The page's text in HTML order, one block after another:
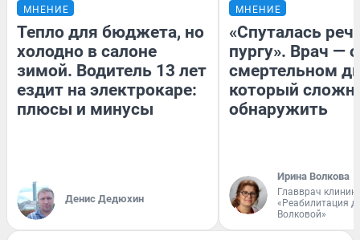
МНЕНИЕ
Тепло для бюджета, но
холодно в салоне
зимой. Водитель 13 лет
ездит на электрокаре:
плюсы и минусы
Денис Дедюхин
МНЕНИЕ
«Спуталась
пургу». Врач — о
смертельном
который
обнаружить
Ирина Волкова
Главврач
«Реабилитация
Волковой»